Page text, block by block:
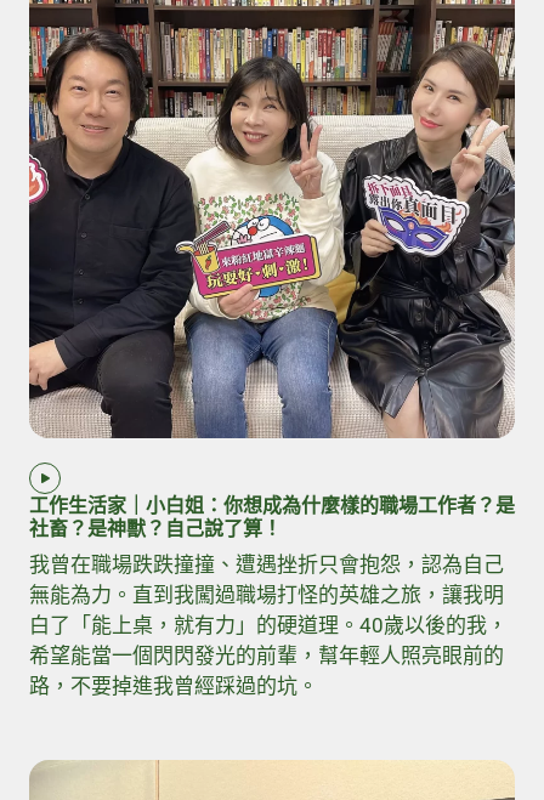
工作生活家｜小白姐：你想成為什麼樣的職場工作者？是
社畜？是神獸？自己說了算！
我曾在職場跌跌撞撞、遭遇挫折只會抱怨，認為自己
無能為力。直到我闖過職場打怪的英雄之旅，讓我明
白了「能上桌，就有力」的硬道理。40歲以後的我，
希望能當一個閃閃發光的前輩，幫年輕人照亮眼前的
路，不要掉進我曾經踩過的坑。